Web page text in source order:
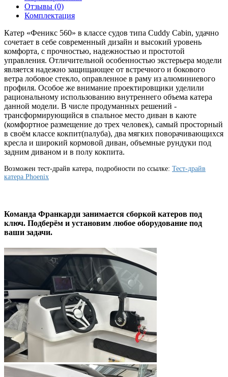
Отзывы (0)
Комплектация
Катер «Феникс 560» в классе судов типа Cuddy Cabin, удачно
сочетает в себе современный дизайн и высокий уровень
комфорта, с прочностью, надежностью и простотой
управления. Отличительной особенностью экстерьера модели
является надежно защищающее от встречного и бокового
ветра лобовое стекло, оправленное в раму из алюминиевого
профиля. Особое же внимание проектировщики уделили
рациональному использованию внутреннего объема катера
данной модели. В числе продуманных решений -
трансформирующийся в спальное место диван в каюте
(комфортное размещение до трех человек), самый просторный
в своём классе кокпит(палуба), два мягких поворачивающихся
кресла и широкий кормовой диван, объемные рундуки под
задним диваном и в полу кокпита.
Возможен тест-драйв катера, подробности по ссылке: Тест-драйв
катера Phoenix
Команда Франкарди занимается сборкой катеров под
ключ. Подберём и установим любое оборудование под
ваши задачи.